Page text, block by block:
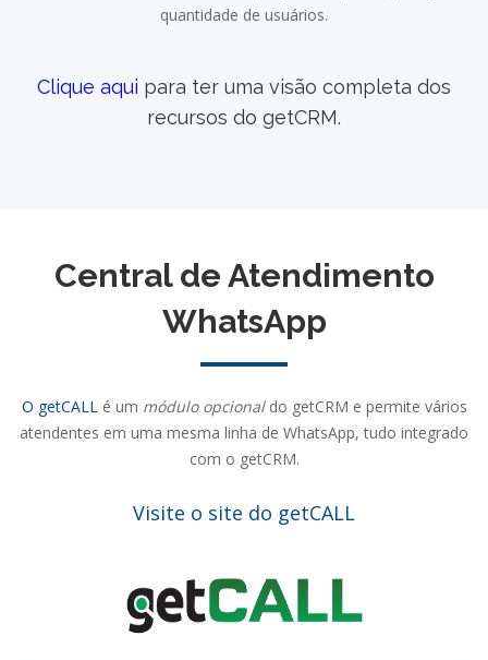
quantidade de usuários.
Clique aqui para ter uma visão completa dos
recursos do getCRM.
Central de Atendimento
WhatsApp
O getCALLé um módulo opcionaldo getCRM e permite vários
atendentes em uma mesma linha de WhatsApp, tudo integrado
com o getCRM.
Visite o site do getCALL